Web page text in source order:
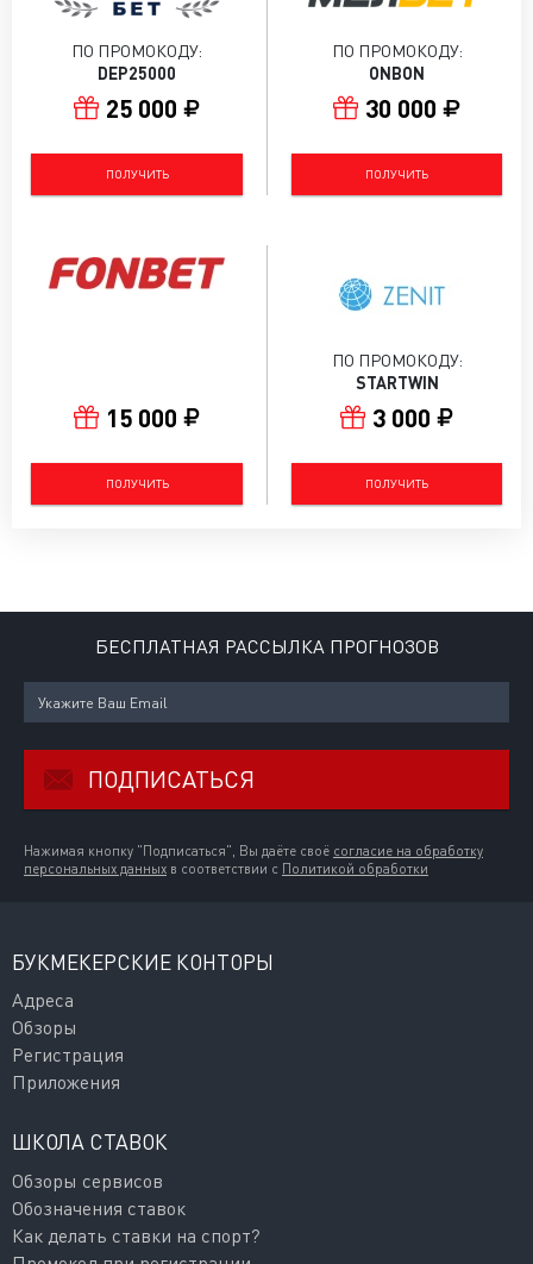
ПО ПРОМОКОДУ:
DEP25000
25 000
ПОЛУЧИТЬ
ПО ПРОМОКОДУ:
ONBON
30 000
ПОЛУЧИТЬ
15 000
ПОЛУЧИТЬ
ПО ПРОМОКОДУ:
STARTWIN
3 000
ПОЛУЧИТЬ
БЕСПЛАТНАЯ РАССЫЛКА ПРОГНОЗОВ
ПОДПИСАТЬСЯ
Нажимая кнопку "Подписаться", Вы даёте своё согласие на обработку
персональных данных в соответствии с Политикой обработки
БУКМЕКЕРСКИЕ КОНТОРЫ
Адреса
Обзоры
Регистрация
Приложения
ШКОЛА СТАВОК
Обзоры сервисов
Обозначения ставок
Как делать ставки на спорт?